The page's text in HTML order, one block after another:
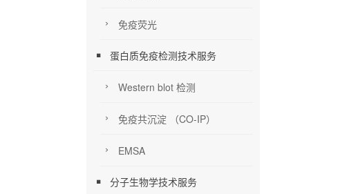
免疫荧光
蛋白质免疫检测技术服务
Western blot 检测
免疫共沉淀 （CO-IP）
EMSA
分子生物学技术服务